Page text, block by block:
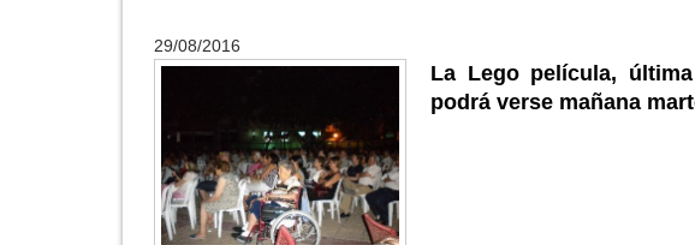
29/08/2016
La Lego película,
podrá verse mañana